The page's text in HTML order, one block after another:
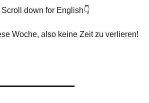
down for English👇
Woche, also keine Zeit zu verlieren!